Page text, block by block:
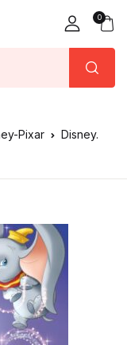
0
Pixar
Disney.